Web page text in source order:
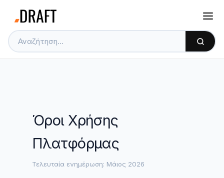
Όροι Χρήσης
Πλατφόρμας
Τελευταία ενημέρωση: Μάιος 2026